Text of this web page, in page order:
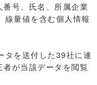
号、氏名、所属企業
量値を含む個人情報
タを送付した39社に連
が当該データを閲覧